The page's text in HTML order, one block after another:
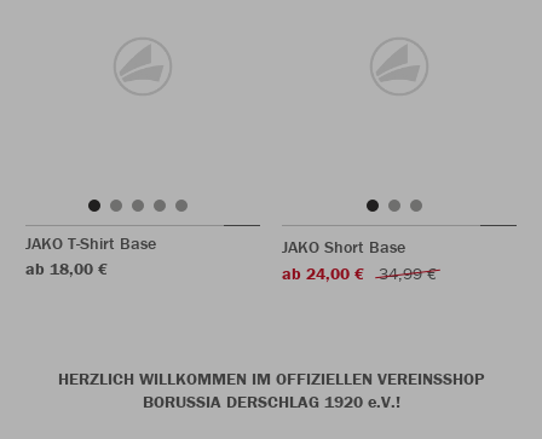
JAKO T-Shirt Base
ab 18,00 €
JAKO Short Base
ab 24,00 €
34,99 €
HERZLICH WILLKOMMEN IM OFFIZIELLEN VEREINSSHOP
BORUSSIA DERSCHLAG 1920 e.V.!